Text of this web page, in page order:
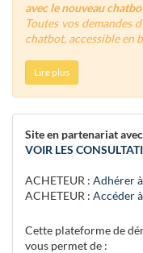
avec le nouveau
Toutes vos demandes
chatbot, accessible en
Lire plus
Site en partenariat
VOIR LES
ACHETEUR : Adhérer
ACHETEUR : Accéder
Cette plateforme de
vous permet de :